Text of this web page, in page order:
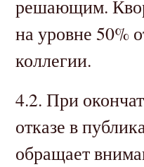
решающим.
на уровне 50%
коллегии.
4.2. При
отказе в
обращает